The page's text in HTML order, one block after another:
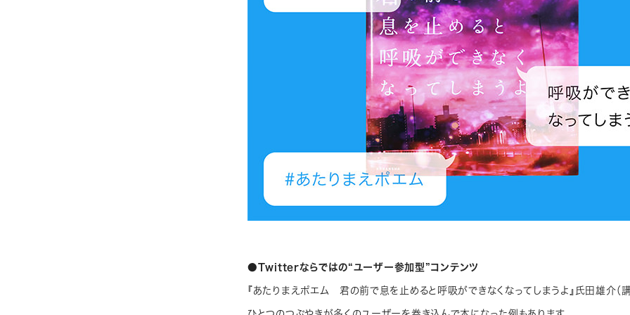
●Twitterならではの“ユーザー参加型”コンテンツ
『あたりまえポエム 君の前で息を止めると呼吸ができなくなってしまうよ』氏田雄介（